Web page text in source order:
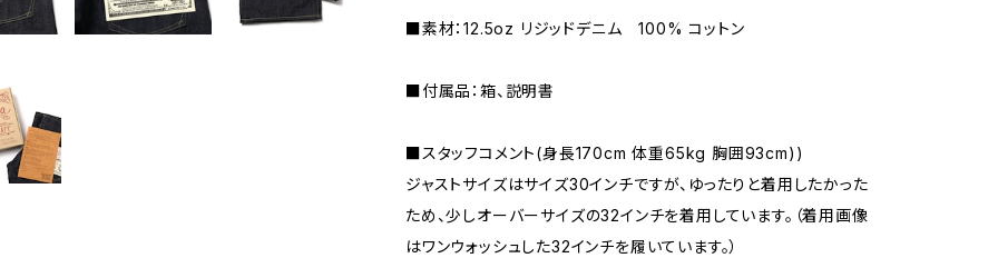
■素材：12.5oz リジッドデニム 100% コットン
■付属品：箱、説明書
■スタッフコメント(身長170cm 体重65kg 胸囲93cm))
ジャストサイズはサイズ30インチですが、ゆったりと着用したかった
ため、少しオーバーサイズの32インチを着用しています。（着用画像
はワンウォッシュした32インチを履いています。）